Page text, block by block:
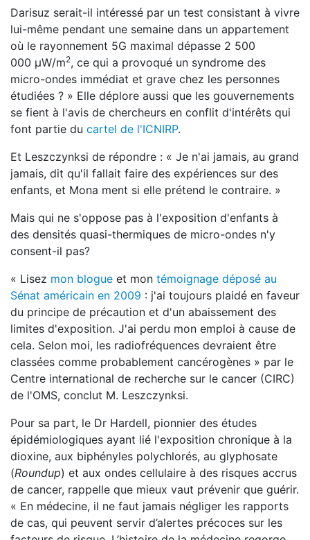
Darisuz serait-il intéressé par un test consistant à vivre
lui-même pendant une semaine dans un appartement
où le rayonnement 5G maximal dépasse 2 500
000 μW/m2, ce qui a provoqué un syndrome des
micro-ondes immédiat et grave chez les personnes
étudiées ? » Elle déplore aussi que les gouvernements
se fient à l'avis de chercheurs en conflit d'intérêts qui
font partie du cartel de l'ICNIRP.
Et Leszczynksi de répondre : « Je n'ai jamais, au grand
jamais, dit qu'il fallait faire des expériences sur des
enfants, et Mona ment si elle prétend le contraire. »
Mais qui ne s'oppose pas à l'exposition d'enfants à
des densités quasi-thermiques de micro-ondes n'y
consent-il pas?
« Lisez mon blogue et mon témoignage déposé au
Sénat américain en 2009 : j'ai toujours plaidé en faveur
du principe de précaution et d'un abaissement des
limites d'exposition. J'ai perdu mon emploi à cause de
cela. Selon moi, les radiofréquences devraient être
classées comme probablement cancérogènes » par le
Centre international de recherche sur le cancer (CIRC)
de l'OMS, conclut M. Leszczynksi.
Pour sa part, le Dr Hardell, pionnier des études
épidémiologiques ayant lié l'exposition chronique à la
dioxine, aux biphényles polychlorés, au glyphosate
(Roundup) et aux ondes cellulaire à des risques accrus
de cancer, rappelle que mieux vaut prévenir que guérir.
« En médecine, il ne faut jamais négliger les rapports
de cas, qui peuvent servir d’alertes précoces sur les